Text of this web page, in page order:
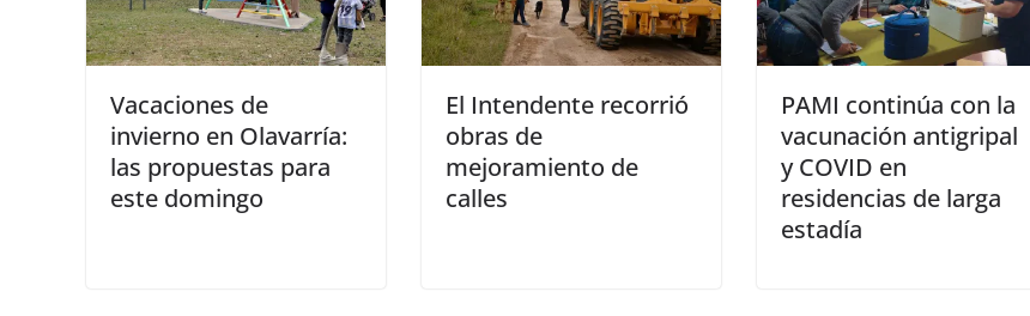
Vacaciones de
invierno en Olavarría:
las propuestas para
este domingo
El Intendente recorrió
obras de
mejoramiento de
calles
PAMI continúa con la
vacunación antigripal
y COVID en
residencias de larga
estadía